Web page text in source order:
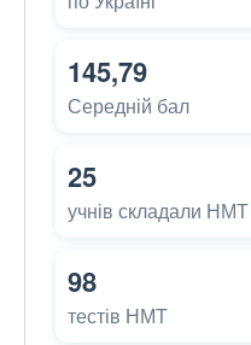
145,79
Середній бал
25
учнів складали НМТ
98
тестів НМТ